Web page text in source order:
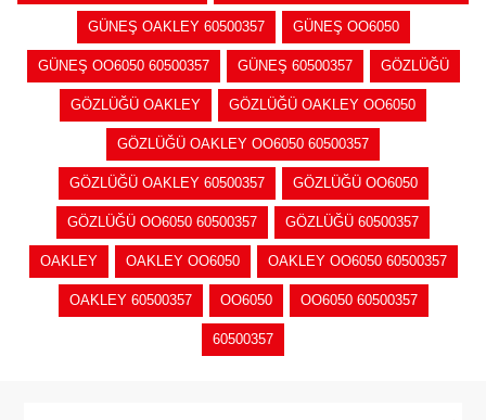
GÜNEŞ OAKLEY 60500357 GÜNEŞ OO6050
GÜNEŞ OO6050 60500357 GÜNEŞ 60500357 GÖZLÜĞÜ
GÖZLÜĞÜ OAKLEY GÖZLÜĞÜ OAKLEY OO6050
GÖZLÜĞÜ OAKLEY OO6050 60500357
GÖZLÜĞÜ OAKLEY 60500357 GÖZLÜĞÜ OO6050
GÖZLÜĞÜ OO6050 60500357 GÖZLÜĞÜ 60500357
OAKLEY OAKLEY OO6050 OAKLEY OO6050 60500357
OAKLEY 60500357 OO6050 OO6050 60500357
60500357